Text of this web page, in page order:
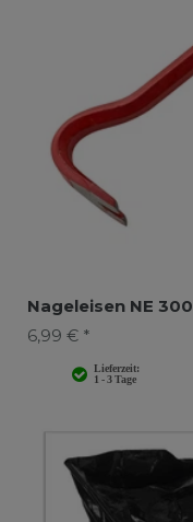
Nageleisen NE 300
6,99 € *